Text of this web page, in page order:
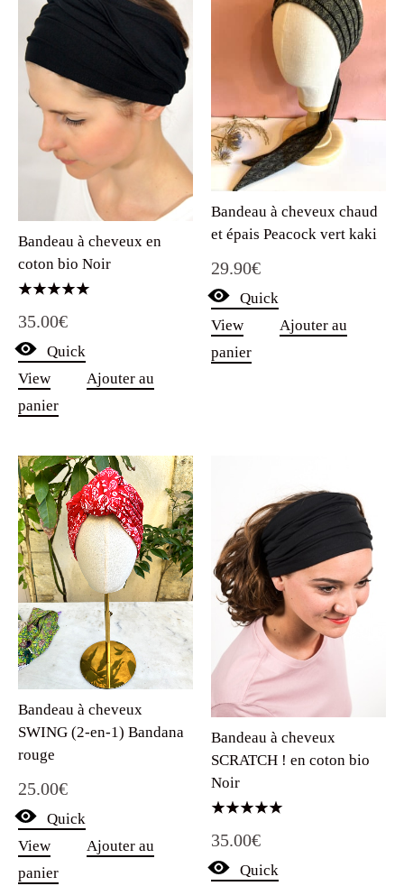
Bandeau à cheveux en
coton bio Noir
5.00
35.00€
Quick
View
Ajouter au
panier
Bandeau à cheveux chaud
et épais Peacock vert kaki
29.90€
Quick
View
Ajouter au
panier
Bandeau à cheveux
SWING (2-en-1) Bandana
rouge
25.00€
Quick
View
Ajouter au
panier
Bandeau à cheveux
SCRATCH ! en coton bio
Noir
5.00
35.00€
Quick